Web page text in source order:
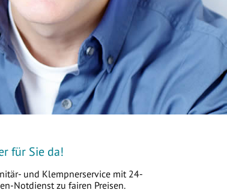
für Sie da!
und Klempnerservice mit 24-
Notdienst zu fairen Preisen.